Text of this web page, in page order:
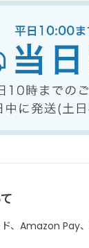
、Amazon Pay